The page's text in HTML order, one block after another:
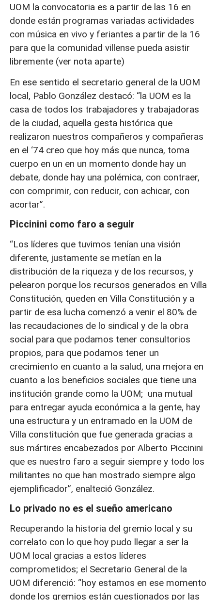
UOM la convocatoria es a partir de las 16 en
donde están programas variadas actividades
con música en vivo y feriantes a partir de la 16
para que la comunidad villense pueda asistir
libremente (ver nota aparte)
En ese sentido el secretario general de la UOM
local, Pablo González destacó: “la UOM es la
casa de todos los trabajadores y trabajadoras
de la ciudad, aquella gesta histórica que
realizaron nuestros compañeros y compañeras
en el ‘74 creo que hoy más que nunca, toma
cuerpo en un en un momento donde hay un
debate, donde hay una polémica, con contraer,
con comprimir, con reducir, con achicar, con
acortar”.
Piccinini como faro a seguir
“Los líderes que tuvimos tenían una visión
diferente, justamente se metían en la
distribución de la riqueza y de los recursos, y
pelearon porque los recursos generados en Villa
Constitución, queden en Villa Constitución y a
partir de esa lucha comenzó a venir el 80% de
las recaudaciones de lo sindical y de la obra
social para que podamos tener consultorios
propios, para que podamos tener un
crecimiento en cuanto a la salud, una mejora en
cuanto a los beneficios sociales que tiene una
institución grande como la UOM; una mutual
para entregar ayuda económica a la gente, hay
una estructura y un entramado en la UOM de
Villa constitución que fue generada gracias a
sus mártires encabezados por Alberto Piccinini
que es nuestro faro a seguir siempre y todo los
militantes no que han mostrado siempre algo
ejemplificador”, enalteció González.
Lo privado no es el sueño americano
Recuperando la historia del gremio local y su
correlato con lo que hoy pudo llegar a ser la
UOM local gracias a estos líderes
comprometidos; el Secretario General de la
UOM diferenció: “hoy estamos en ese momento
donde los gremios están cuestionados por las